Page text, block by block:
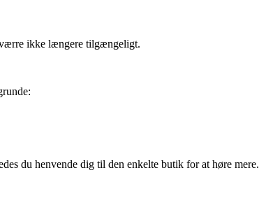
ikke længere tilgængeligt.
du henvende dig til den enkelte butik for at høre mere.